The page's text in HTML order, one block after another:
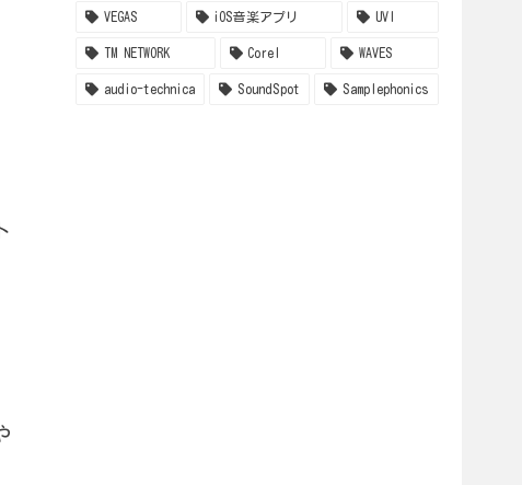
VEGAS iOS音楽アプリ UVI
TM NETWORK Corel WAVES
audio-technica SoundSpot Samplephonics